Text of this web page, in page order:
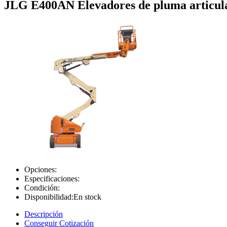
JLG E400AN Elevadores de pluma
Opciones:
Especificaciones:
Condición:
Disponibilidad:En stock
Descripción
Conseguir Cotización